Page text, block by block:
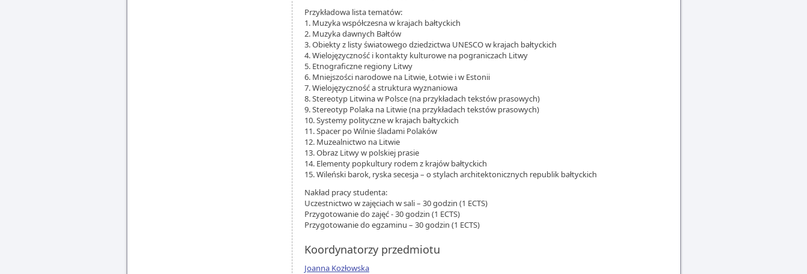
Przykładowa lista tematów:
1. Muzyka współczesna w krajach bałtyckich
2. Muzyka dawnych Bałtów
3. Obiekty z listy światowego dziedzictwa UNESCO w krajach bałtyckich
4. Wielojęzyczność i kontakty kulturowe na pograniczach Litwy
5. Etnograficzne regiony Litwy
6. Mniejszości narodowe na Litwie, Łotwie i w Estonii
7. Wielojęzyczność a struktura wyznaniowa
8. Stereotyp Litwina w Polsce (na przykładach tekstów prasowych)
9. Stereotyp Polaka na Litwie (na przykładach tekstów prasowych)
10. Systemy polityczne w krajach bałtyckich
11. Spacer po Wilnie śladami Polaków
12. Muzealnictwo na Litwie
13. Obraz Litwy w polskiej prasie
14. Elementy popkultury rodem z krajów bałtyckich
15. Wileński barok, ryska secesja – o stylach architektonicznych republik bałtyckich
Nakład pracy studenta:
Uczestnictwo w zajęciach w sali – 30 godzin (1 ECTS)
Przygotowanie do zajęć - 30 godzin (1 ECTS)
Przygotowanie do egzaminu – 30 godzin (1 ECTS)
Koordynatorzy przedmiotu
Joanna Kozłowska